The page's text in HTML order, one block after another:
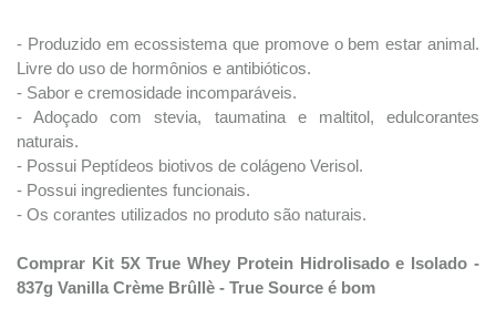
- Produzido em ecossistema que promove o bem estar animal.
Livre do uso de hormônios e antibióticos.
- Sabor e cremosidade incomparáveis.
- Adoçado com stevia, taumatina e maltitol, edulcorantes
naturais.
- Possui Peptídeos biotivos de colágeno Verisol.
- Possui ingredientes funcionais.
- Os corantes utilizados no produto são naturais.
Comprar Kit 5X True Whey Protein Hidrolisado e Isolado -
837g Vanilla Crème Brûllè - True Source é bom